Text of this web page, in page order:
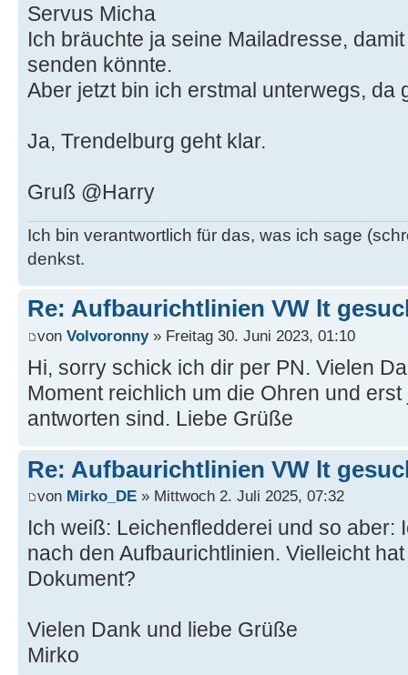
Servus Micha
Ich bräuchte ja seine Mailadresse,
senden könnte.
Aber jetzt bin ich erstmal unterwegs, da
Ja, Trendelburg geht klar.
Gruß @Harry
Ich bin verantwortlich für das, was ich sage
denkst.
Re: Aufbaurichtlinien VW lt
von Volvoronny» Freitag 30. Juni 2023, 01:10
Hi, sorry schick ich dir per PN. Vielen
Moment reichlich um die Ohren und
antworten sind. Liebe Grüße
Re: Aufbaurichtlinien VW lt
von Mirko_DE » Mittwoch 2. Juli 2025, 07:32
Ich weiß: Leichenfledderei und so aber:
nach den Aufbaurichtlinien. Vielleicht
Dokument?
Vielen Dank und liebe Grüße
Mirko